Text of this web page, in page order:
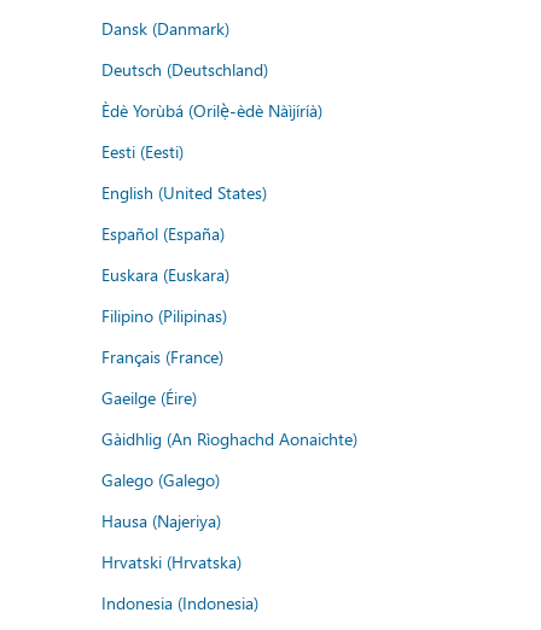
Dansk (Danmark)
Deutsch (Deutschland)
Èdè Yorùbá (Orilẹ̀-èdè Nàìjíríà)
Eesti (Eesti)
English (United States)
Español (España)
Euskara (Euskara)
Filipino (Pilipinas)
Français (France)
Gaeilge (Éire)
Gàidhlig (An Rìoghachd Aonaichte)
Galego (Galego)
Hausa (Najeriya)
Hrvatski (Hrvatska)
Indonesia (Indonesia)